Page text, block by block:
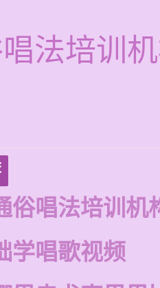
法培训
俗唱法培训机
学唱歌视频